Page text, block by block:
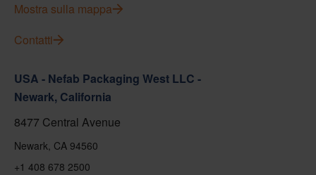
Mostra sulla mappa
Contatti
USA - Nefab Packaging West LLC -
Newark, California
8477 Central Avenue
Newark, CA 94560
+1 408 678 2500